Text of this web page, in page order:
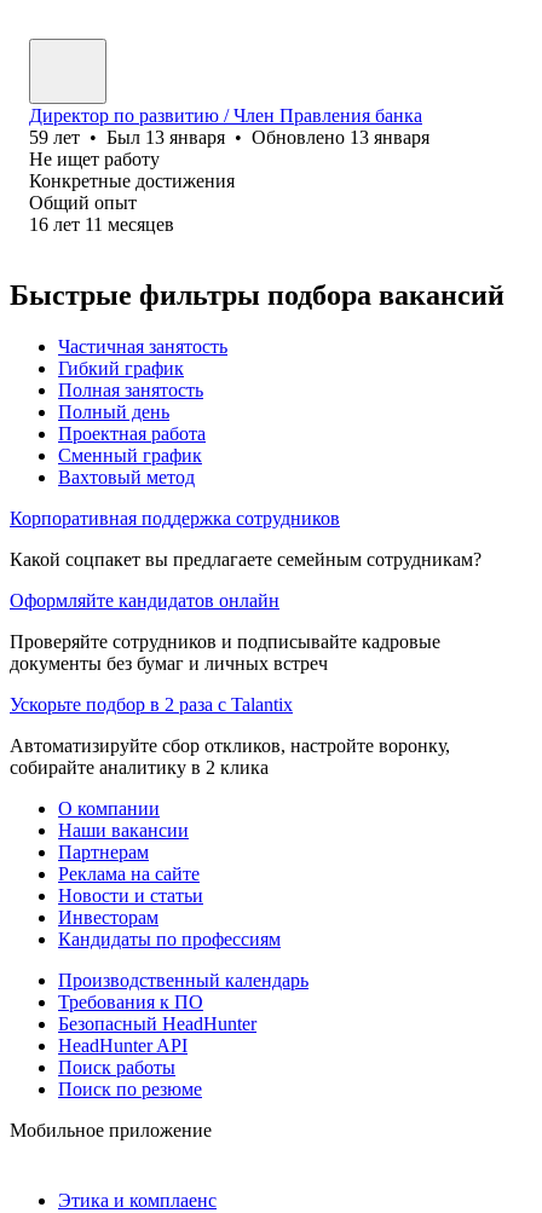
Директор по развитию / Член Правления банка
59 лет • Был 13 января • Обновлено 13 января
Не ищет работу
Конкретные достижения
Общий опыт
16 лет 11 месяцев
Быстрые фильтры подбора вакансий
Частичная занятость
Гибкий график
Полная занятость
Полный день
Проектная работа
Сменный график
Вахтовый метод
Корпоративная поддержка сотрудников
Какой соцпакет вы предлагаете семейным сотрудникам?
Оформляйте кандидатов онлайн
Проверяйте сотрудников и подписывайте кадровые
документы без бумаг и личных встреч
Ускорьте подбор в 2 раза с Talantix
Автоматизируйте сбор откликов, настройте воронку,
собирайте аналитику в 2 клика
О компании
Наши вакансии
Партнерам
Реклама на сайте
Новости и статьи
Инвесторам
Кандидаты по профессиям
Производственный календарь
Требования к ПО
Безопасный HeadHunter
HeadHunter API
Поиск работы
Поиск по резюме
Мобильное приложение
Этика и комплаенс